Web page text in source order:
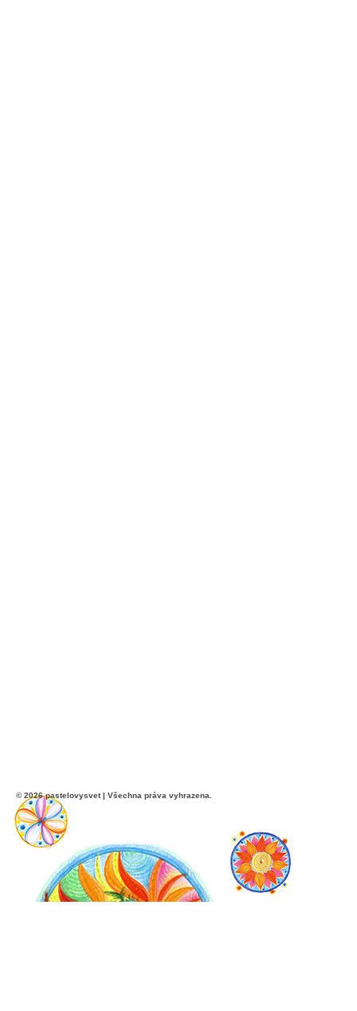
© 2026 pastelovysvet | Všechna práva vyhrazena.